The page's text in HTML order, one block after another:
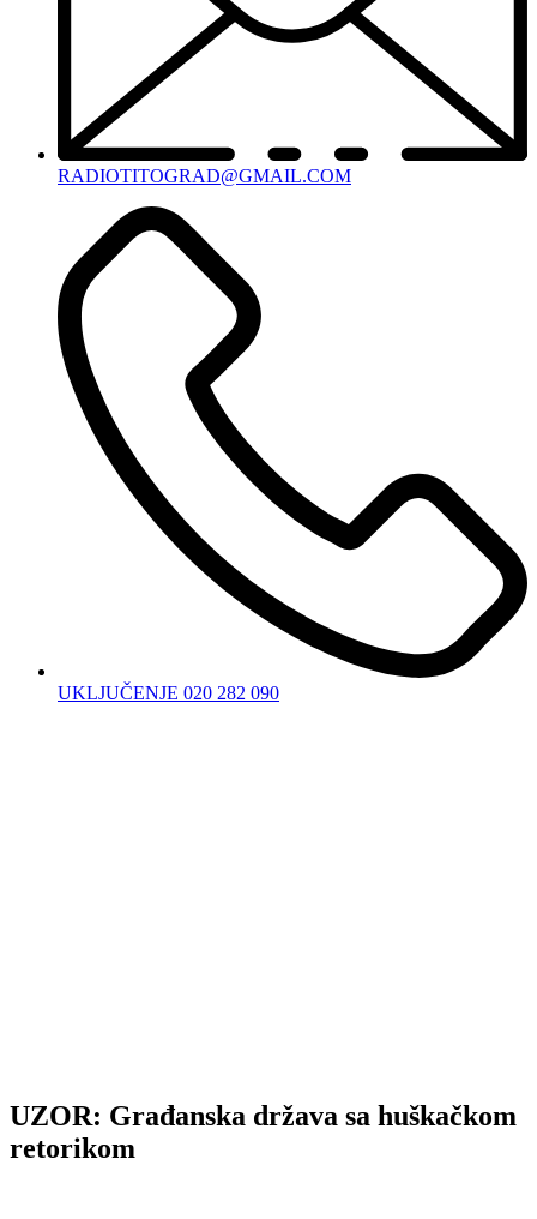
RADIOTITOGRAD@GMAIL.COM
UKLJUČENJE 020 282 090
UZOR: Građanska država sa huškačkom
retorikom